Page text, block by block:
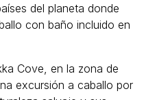
del planeta donde
con baño incluido en
Cove, en la zona de
excursión a caballo por